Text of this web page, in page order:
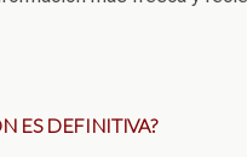
ES DEFINITIVA?